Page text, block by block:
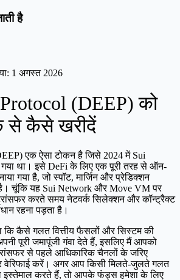
है
1 अगस्त 2026
(DEEP) को
से कैसे खरीदें
एक ऐसा टोकन है जिसे 2024 में Sui
गया था। इसे DeFi के लिए एक पूरी तरह से ऑन-
गया है, जो स्पॉट, मार्जिन और प्रेडिक्शन
है। चूंकि यह Sui Network और Move VM पर
करते समय नेटवर्क सिलेक्शन और कॉन्ट्रैक्ट
रहना पड़ता है।
कि कैसे गलत वित्तीय फैसलों और सिस्टम की
पूरी जमापूंजी गंवा देते हैं, इसलिए मैं आपको
से पहले आधिकारिक चैनलों के जरिए
वेरिफाई करें। अगर आप किसी मिलते-जुलते गलत
इस्तेमाल करते हैं, तो आपके फंड्स हमेशा के लिए